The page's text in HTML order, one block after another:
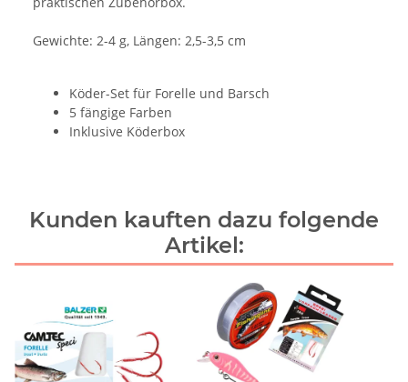
Gewichte: 2-4 g, Längen: 2,5-3,5 cm
Köder-Set für Forelle und Barsch
5 fängige Farben
Inklusive Köderbox
Kunden kauften dazu folgende
Artikel: